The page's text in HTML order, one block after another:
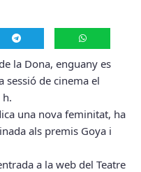
la Dona, enguany es
sessió de cinema el
una nova feminitat, ha
als premis Goya i
a la web del Teatre